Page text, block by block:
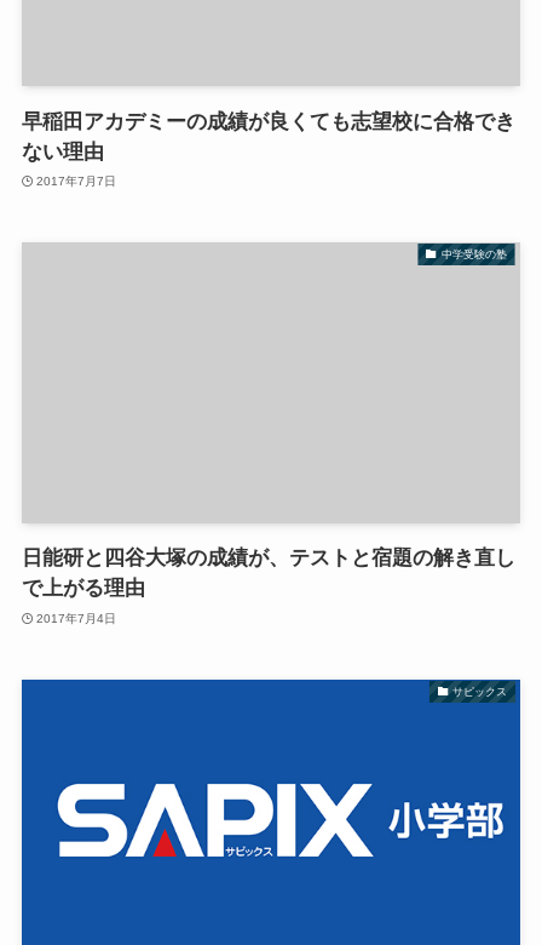
早稲田アカデミーの成績が良くても志望校に合格でき
ない理由
2017年7月7日
中学受験の塾
日能研と四谷大塚の成績が、テストと宿題の解き直し
で上がる理由
2017年7月4日
サピックス